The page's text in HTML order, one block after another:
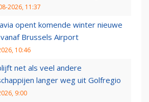
2026, 11:37
opent komende winter nieuwe
Brussels Airport
10:46
net als veel andere
langer weg uit Golfregio
9:00